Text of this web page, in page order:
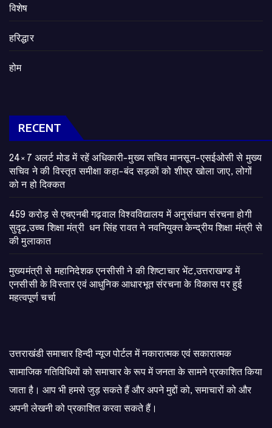
विशेष
हरिद्धार
होम
RECENT
24×7 अलर्ट मोड में रहें अधिकारी-मुख्य सचिव मानसून-एसईओसी से मुख्य
सचिव ने की विस्तृत समीक्षा कहा-बंद सड़कों को शीघ्र खोला जाए, लोगों
को न हो दिक्कत
459 करोड़ से एचएनबी गढ़वाल विश्वविद्यालय में अनुसंधान संरचना होगी
सुदृढ,उच्च शिक्षा मंत्री धन सिंह रावत ने नवनियुक्त केन्द्रीय शिक्षा मंत्री से
की मुलाकात
मुख्यमंत्री से महानिदेशक एनसीसी ने की शिष्टाचार भेंट,उत्तराखण्ड में
एनसीसी के विस्तार एवं आधुनिक आधारभूत संरचना के विकास पर हुई
महत्वपूर्ण चर्चा
उत्तराखंडी समाचार हिन्दी न्यूज पोर्टल में नकारात्मक एवं सकारात्मक
सामाजिक गतिविधियों को समाचार के रूप में जनता के सामने प्रकाशित किया
जाता है। आप भी हमसे जुड़ सकते हैं और अपने मुद्दों को, समाचारों को और
अपनी लेखनी को प्रकाशित करवा सकते हैं।